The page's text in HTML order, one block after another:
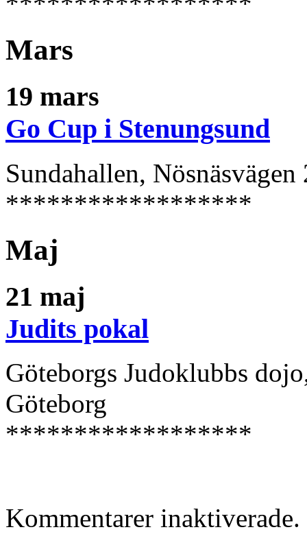
Mars
19 mars
Go Cup i Stenungsund
Sundahallen,
******************
Maj
21 maj
Judits pokal
Göteborgs Judoklubbs
Göteborg
******************
Kommentarer inaktiverade.